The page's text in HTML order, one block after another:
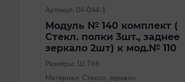
Артикул: 04-044-1
Модуль № 140 комплект (
Стекл. полки 3шт., заднее
зеркало 2шт) к мод.№ 110
Размеры: Ш 768
Материал: Стекло, зеркало